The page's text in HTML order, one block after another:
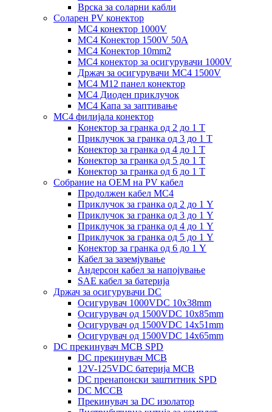
Врска за соларни кабли
Соларен PV конектор
MC4 конектор 1000V
MC4 Конектор 1500V 50A
MC4 Конектор 10mm2
MC4 конектор за осигурувачи 1000V
Држач за осигурувачи MC4 1500V
MC4 M12 панел конектор
MC4 Диоден приклучок
MC4 Капа за заптивање
MC4 филијала конектор
Конектор за гранка од 2 до 1 Т
Приклучок за гранка од 3 до 1 Т
Конектор за гранка од 4 до 1 Т
Конектор за гранка од 5 до 1 Т
Конектор за гранка од 6 до 1 Т
Собрание на ОЕМ на PV кабел
Продолжен кабел MC4
Приклучок за гранка од 2 до 1 Y
Приклучок за гранка од 3 до 1 Y
Приклучок за гранка од 4 до 1 Y
Приклучок за гранка од 5 до 1 Y
Конектор за гранка од 6 до 1 Y
Кабел за заземјување
Андерсон кабел за напојување
SAE кабел за батерија
Држач за осигурувачи DC
Осигурувач 1000VDC 10x38mm
Осигурувач од 1500VDC 10x85mm
Осигурувач од 1500VDC 14x51mm
Осигурувач од 1500VDC 14x65mm
DC прекинувач MCB SPD
DC прекинувач MCB
12V-125VDC батерија MCB
DC пренапонски заштитник SPD
DC MCCB
Прекинувач за DC изолатор